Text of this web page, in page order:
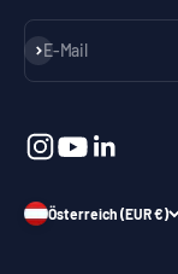
E-Mail
Abonnieren
Österreich (EUR €)